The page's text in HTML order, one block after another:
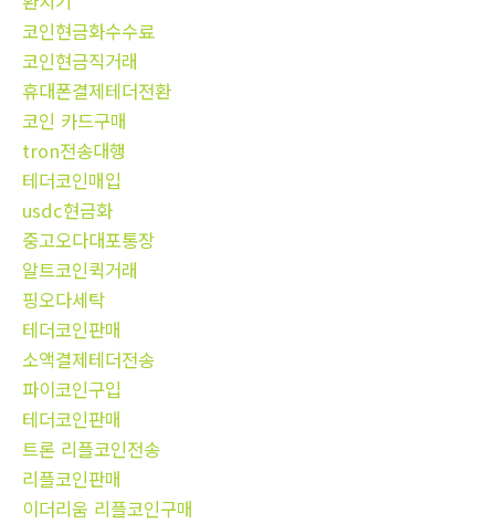
코인현금화수수료
코인현금직거래
휴대폰결제테더전환
코인 카드구매
tron전송대행
테더코인매입
usdc현금화
중고오다대포통장
알트코인퀵거래
핑오다세탁
테더코인판매
소액결제테더전송
파이코인구입
테더코인판매
트론 리플코인전송
리플코인판매
이더리움 리플코인구매